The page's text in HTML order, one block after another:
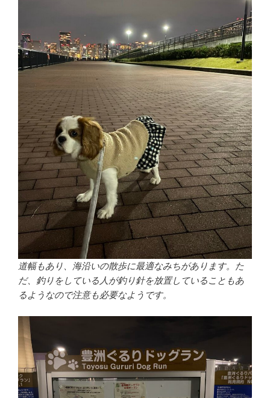
道幅もあり、海沿いの散歩に最適なみちがあります。た
だ、釣りをしている人が釣り針を放置していることもあ
るようなので注意も必要なようです。